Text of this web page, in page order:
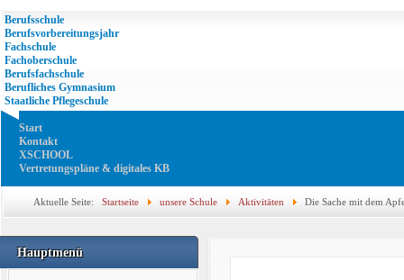
Berufsschule
Berufsvorbereitungsjahr
Fachschule
Fachoberschule
Berufsfachschule
Berufliches Gymnasium
Staatliche Pflegeschule
Start
Kontakt
XSCHOOL
Vertretungspläne & digitales KB
Aktuelle Seite: Startseite unsere Schule Aktivitäten Die Sache mit dem
Hauptmenü